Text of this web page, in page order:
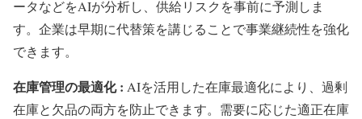
ータなどをAIが分析し、供給リスクを事前に予測しま
す。企業は早期に代替策を講じることで事業継続性を強化
できます。
在庫管理の最適化 : AIを活用した在庫最適化により、過剰
在庫と欠品の両方を防止できます。需要に応じた適正在庫